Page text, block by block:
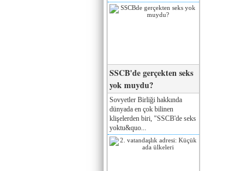
SSCB'de gerçekten seks
yok muydu?
Sovyetler Birliği hakkında
dünyada en çok bilinen
klişelerden biri, "SSCB'de seks
yoktu&quo...